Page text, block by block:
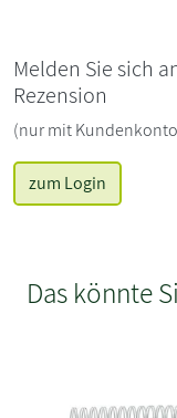
Melden Sie sich
Rezension
(nur mit
zum Login
Das könnte